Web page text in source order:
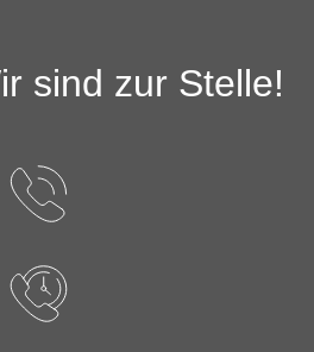
sind zur Stelle!